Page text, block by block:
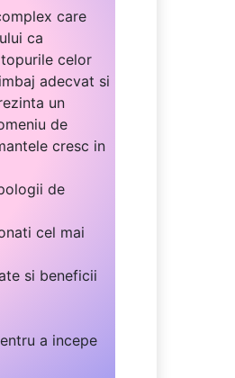
care
ca
celor
adecvat si
un
de
cresc in
de
cel mai
si beneficii
a incepe